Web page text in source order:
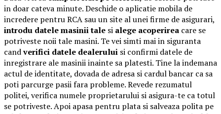
in doar cateva minute. Deschide o aplicatie mobila de
incredere pentru RCA sau un site al unei firme de asigurari,
introdu datele masinii tale si alege acoperirea care se
potriveste noii tale masini. Te vei simti mai in siguranta
candverifici datele dealerului si confirmi datele de
inregistrare ale masinii inainte sa platesti. Tine la indemana
actul de identitate, dovada de adresa si cardul bancar ca sa
poti parcurge pasii fara probleme. Revede rezumatul
politei, verifica numele proprietarului si asigura-te ca totul
se potriveste. Apoi apasa pentru plata si salveaza polita pe